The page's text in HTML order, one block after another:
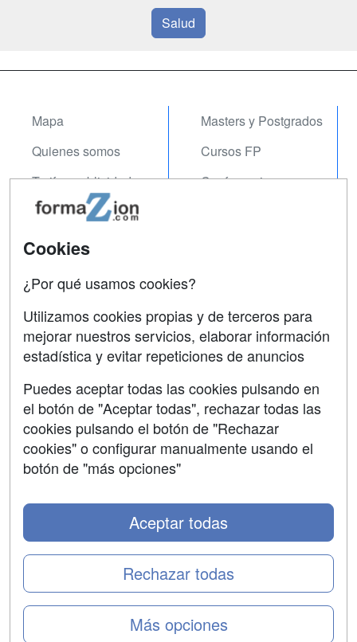
Salud
Mapa
Quienes somos
Tarifas publicidad
Acceso Usuarios
Acceso Centros
Masters y Postgrados
Cursos FP
Conferencias
Contactar
Confidencialidad
Aviso legal
Copyleft
Cookies
¿Por qué usamos cookies?
Utilizamos cookies propias y de terceros para
mejorar nuestros servicios, elaborar información
estadística y evitar repeticiones de anuncios
Puedes aceptar todas las cookies pulsando en
el botón de "Aceptar todas", rechazar todas las
cookies pulsando el botón de "Rechazar
cookies" o configurar manualmente usando el
botón de "más opciones"
Más opciones
Rechazar todas
Aceptar todas